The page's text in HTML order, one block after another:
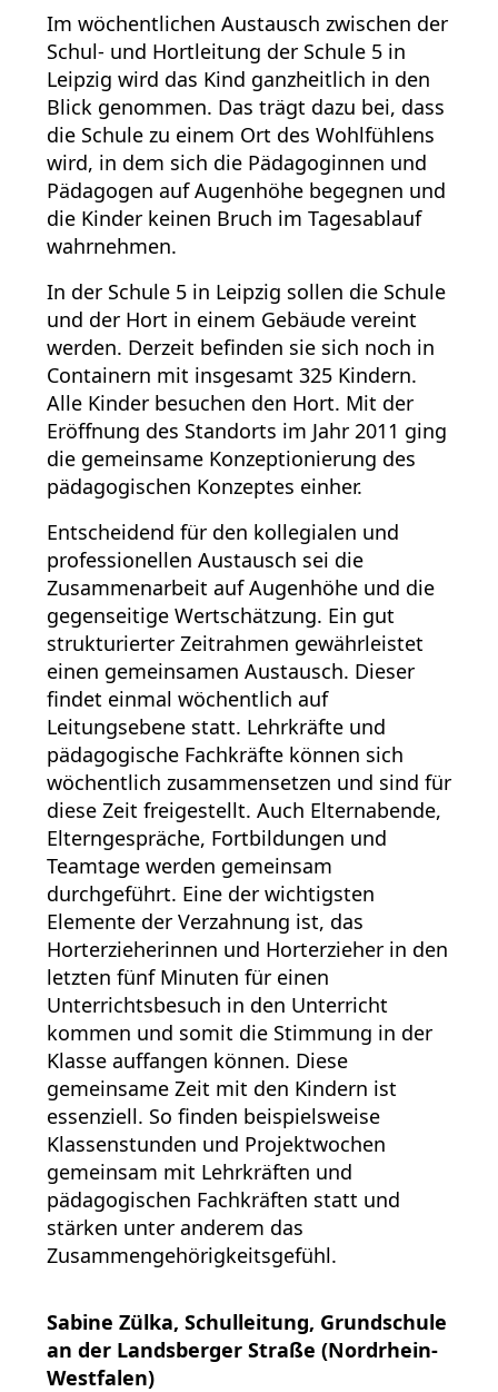
Im wöchentlichen Austausch zwischen der
Schul- und Hortleitung der Schule 5 in
Leipzig wird das Kind ganzheitlich in den
Blick genommen. Das trägt dazu bei, dass
die Schule zu einem Ort des Wohlfühlens
wird, in dem sich die Pädagoginnen und
Pädagogen auf Augenhöhe begegnen und
die Kinder keinen Bruch im Tagesablauf
wahrnehmen.
In der Schule 5 in Leipzig sollen die Schule
und der Hort in einem Gebäude vereint
werden. Derzeit befinden sie sich noch in
Containern mit insgesamt 325 Kindern.
Alle Kinder besuchen den Hort. Mit der
Eröffnung des Standorts im Jahr 2011 ging
die gemeinsame Konzeptionierung des
pädagogischen Konzeptes einher.
Entscheidend für den kollegialen und
professionellen Austausch sei die
Zusammenarbeit auf Augenhöhe und die
gegenseitige Wertschätzung. Ein gut
strukturierter Zeitrahmen gewährleistet
einen gemeinsamen Austausch. Dieser
findet einmal wöchentlich auf
Leitungsebene statt. Lehrkräfte und
pädagogische Fachkräfte können sich
wöchentlich zusammensetzen und sind für
diese Zeit freigestellt. Auch Elternabende,
Elterngespräche, Fortbildungen und
Teamtage werden gemeinsam
durchgeführt. Eine der wichtigsten
Elemente der Verzahnung ist, das
Horterzieherinnen und Horterzieher in den
letzten fünf Minuten für einen
Unterrichtsbesuch in den Unterricht
kommen und somit die Stimmung in der
Klasse auffangen können. Diese
gemeinsame Zeit mit den Kindern ist
essenziell. So finden beispielsweise
Klassenstunden und Projektwochen
gemeinsam mit Lehrkräften und
pädagogischen Fachkräften statt und
stärken unter anderem das
Zusammengehörigkeitsgefühl.
Sabine Zülka, Schulleitung, Grundschule
an der Landsberger Straße (Nordrhein-
Westfalen)